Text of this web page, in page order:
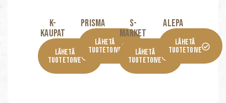
K-
KaupaT
Lähetä
Tuotetoive
Prisma
Lähetä
Tuotetoive
S-
Market
Lähetä
Tuotetoive
Alepa
Lähetä
Tuotetoive